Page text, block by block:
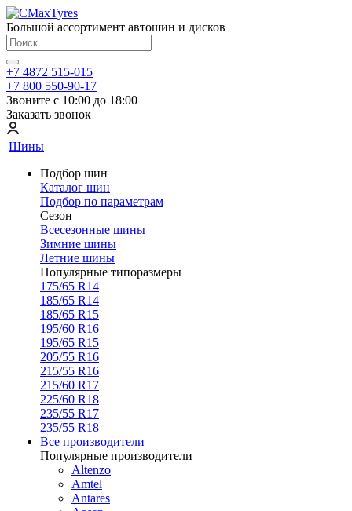
Большой ассортимент автошин и дисков
+7 4872 515-015
+7 800 550-90-17
Звоните с 10:00 до 18:00
Заказать звонок
Шины
Подбор шин
Каталог шин
Подбор по параметрам
Сезон
Всесезонные шины
Зимние шины
Летние шины
Популярные типоразмеры
175/65 R14
185/65 R14
185/65 R15
195/60 R16
195/65 R15
205/55 R16
215/55 R16
215/60 R17
225/60 R18
235/55 R17
235/55 R18
Все производители
Популярные производители
Altenzo
Amtel
Antares